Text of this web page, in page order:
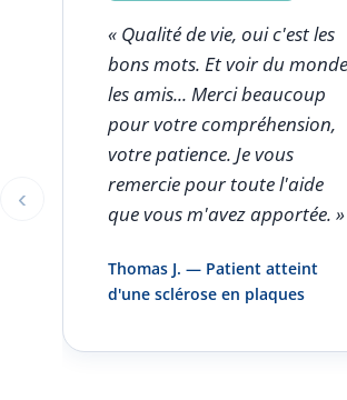
‹
« Qualité de vie, oui c'est les
bons mots. Et voir du
les amis... Merci beaucoup
pour votre compréhension,
votre patience. Je vous
remercie pour toute l'aide
que vous m'avez apportée. »
Thomas J. — Patient atteint
d'une sclérose en plaques
Éléments 1 à 1 sur 5